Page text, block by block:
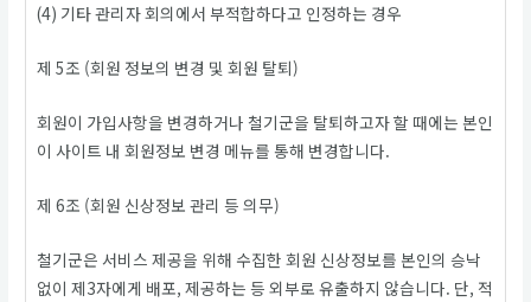
(4) 기타 관리자 회의에서 부적합하다고 인정하는 경우
제 5조 (회원 정보의 변경 및 회원 탈퇴)
회원이 가입사항을 변경하거나 철기군을 탈퇴하고자 할 때에는 본인
이 사이트 내 회원정보 변경 메뉴를 통해 변경합니다.
제 6조 (회원 신상정보 관리 등 의무)
철기군은 서비스 제공을 위해 수집한 회원 신상정보를 본인의 승낙
없이 제3자에게 배포, 제공하는 등 외부로 유출하지 않습니다. 단, 적